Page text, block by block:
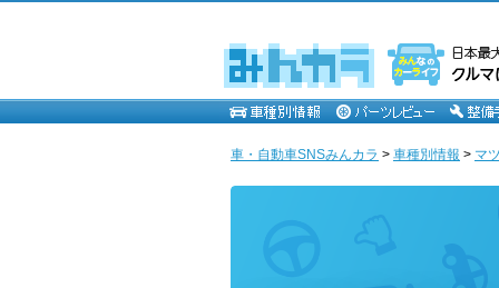
車・自動車SNSみんカラ > 車種別情報 > マ